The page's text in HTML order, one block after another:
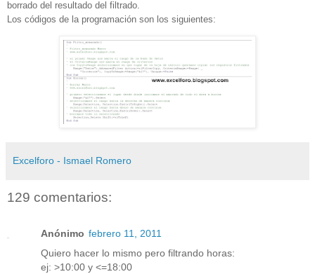
borrado del resultado del filtrado.
Los códigos de la programación son los siguientes:
Excelforo - Ismael Romero
129 comentarios:
Anónimo febrero 11, 2011
Quiero hacer lo mismo pero filtrando horas:
ej: >10:00 y <=18:00